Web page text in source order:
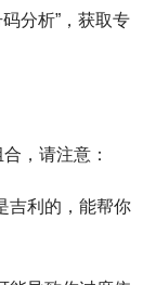
分析”，获取专
，请注意：
吉利的，能帮你